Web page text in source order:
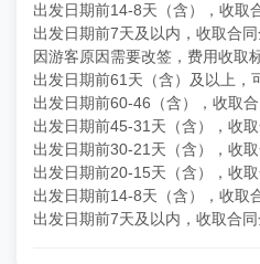
出发日期前14-8天（含），收取
出发日期前7天及以内，收取合同
因游客原因需要改签，费用收取
出发日期前61天（含）及以上，
出发日期前60-46（含），收取合
出发日期前45-31天（含），收取
出发日期前30-21天（含），收取
出发日期前20-15天（含），收
出发日期前14-8天（含），收取
出发日期前7天及以内，收取合同